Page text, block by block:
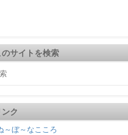
のサイトを検索
ンク
～ぼ～なこころ